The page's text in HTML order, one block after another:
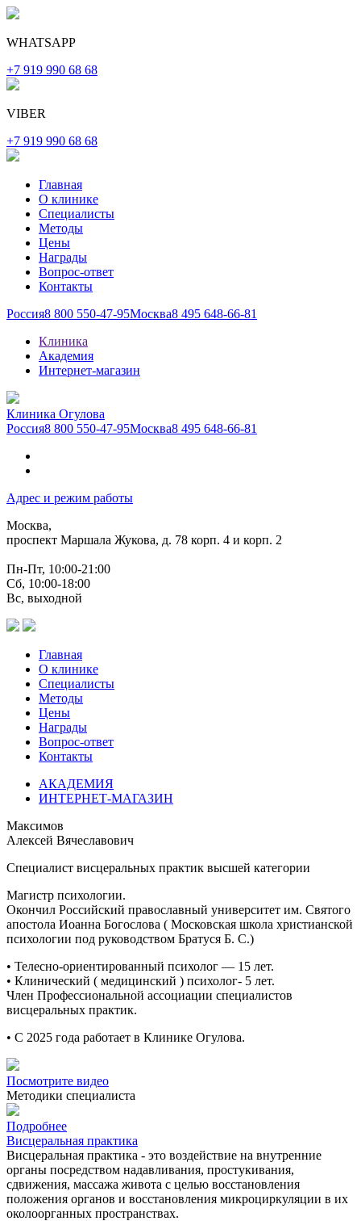
WHATSAPP
+7 919 990 68 68
VIBER
+7 919 990 68 68
Главная
О клинике
Специалисты
Методы
Цены
Награды
Вопрос-ответ
Контакты
Россия8 800 550-47-95Москва8 495 648-66-81
Клиника
Академия
Интернет-магазин
Клиника Огулова
Россия8 800 550-47-95Москва8 495 648-66-81
Адрес и режим работы
Москва,
проспект Маршала Жукова, д. 78 корп. 4 и корп. 2
Пн-Пт, 10:00-21:00
Сб, 10:00-18:00
Вс, выходной
Главная
О клинике
Специалисты
Методы
Цены
Награды
Вопрос-ответ
Контакты
АКАДЕМИЯ
ИНТЕРНЕТ-МАГАЗИН
Максимов
Алексей Вячеславович
Специалист висцеральных практик высшей категории
Магистр психологии.
Окончил Российский православный университет им. Святого
апостола Иоанна Богослова ( Московская школа христианской
психологии под руководством Братуся Б. С.)
•⁠ ⁠Телесно-ориентированный психолог — 15 лет.
•⁠ ⁠Клинический ( медицинский ) психолог- 5 лет.
Член Профессиональной ассоциации специалистов
висцеральных практик.
•⁠ ⁠С 2025 года работает в Клинике Огулова.
Посмотрите видео
Методики специалиста
Подробнее
Висцеральная практика
Висцеральная практика - это воздействие на внутренние
органы посредством надавливания, простукивания,
сдвижения, массажа живота с целью восстановления
положения органов и восстановления микроциркуляции в их
околоорганных пространствах.